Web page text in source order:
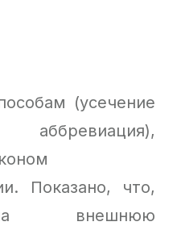
(усечение
Показано, что,
внешнюю